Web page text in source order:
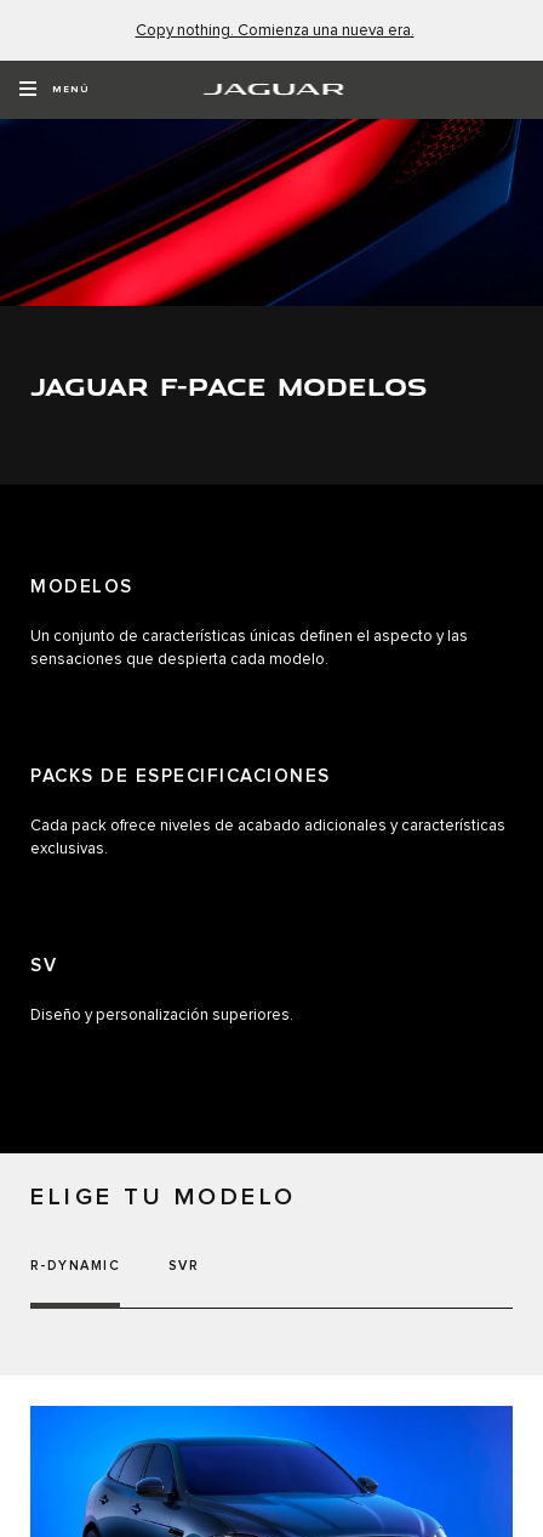
Copy nothing. Comienza una nueva era.
MENÚ
JAGUAR F-PACE MODELOS
MODELOS
Un conjunto de características únicas definen el aspecto y las
sensaciones que despierta cada modelo.
PACKS DE ESPECIFICACIONES
Cada pack ofrece niveles de acabado adicionales y características
exclusivas.
SV
Diseño y personalización superiores.
ELIGE TU MODELO
R-DYNAMIC SVR